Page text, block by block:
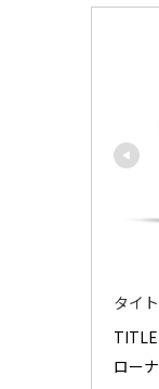
タイ
ロー